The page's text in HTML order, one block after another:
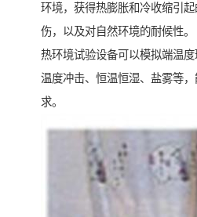
环境，获得热膨胀和冷收缩引
伤，以及对自然环境的耐候性。
热环境试验设备可以模拟端温度
温度冲击、恒温恒湿、盐雾等
求。